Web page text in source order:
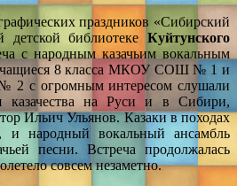
праздников «Сибирский
детской библиотеке Куйтунского
с народным казачьим вокальным
8 класса МКОУ СОШ № 1 и
с огромным интересом слушали
казачества на Руси и в Сибири,
Ильич Ульянов. Казаки в походах
и народный вокальный ансамбль
песни. Встреча продолжалась
совсем незаметно.